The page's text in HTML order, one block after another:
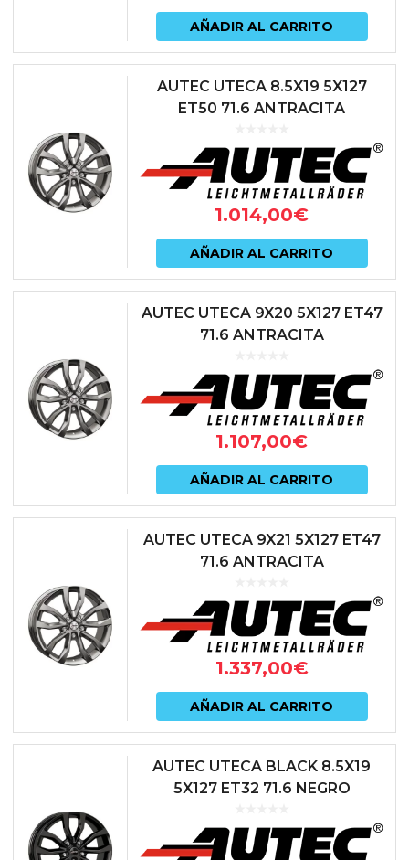
AÑADIR AL CARRITO
AUTEC UTECA 8.5X19 5X127
ET50 71.6 ANTRACITA
1.014,00€
AÑADIR AL CARRITO
AUTEC UTECA 9X20 5X127 ET47
71.6 ANTRACITA
1.107,00€
AÑADIR AL CARRITO
AUTEC UTECA 9X21 5X127 ET47
71.6 ANTRACITA
1.337,00€
AÑADIR AL CARRITO
AUTEC UTECA BLACK 8.5X19
5X127 ET32 71.6 NEGRO